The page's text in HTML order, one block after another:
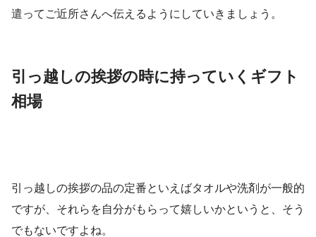
遣ってご近所さんへ伝えるようにしていきましょう。
引っ越しの挨拶の時に持っていくギフト
相場
引っ越しの挨拶の品の定番といえばタオルや洗剤が一般的
ですが、それらを自分がもらって嬉しいかというと、そう
でもないですよね。